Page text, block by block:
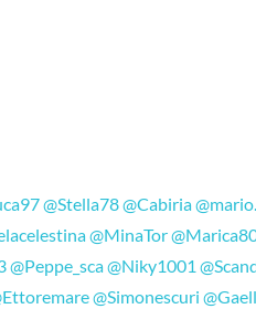
@Stella78@Cabiria
@MinaTor
@Peppe_sca@Niky1001
@Simonescuri